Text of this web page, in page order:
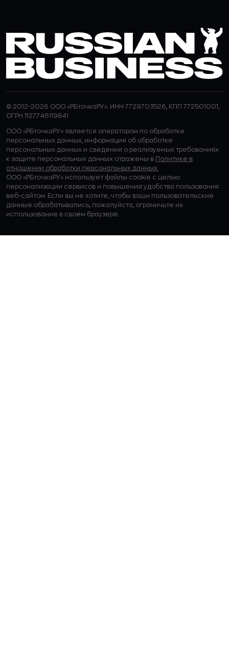
© 2012-2026 ООО «РБточкаРУ». ИНН 7729703526, КПП 772501001,
ОГРН 1127746119841
ООО «РБточкаРУ» является оператором по обработке
персональных данных, информация об обработке
персональных данных и сведения о реализуемых требованиях
к защите персональных данных отражены в Политике в
отношении обработки персональных данных.
ООО «РБточкаРУ» использует файлы cookie с целью
персонализации сервисов и повышения удобства пользования
веб-сайтом. Если вы не хотите, чтобы ваши пользовательские
данные обрабатывались, пожалуйста, ограничьте их
использование в своём браузере.